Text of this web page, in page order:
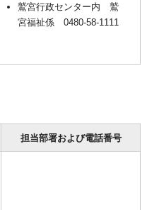
鷲宮行政センター内 鷲
宮福祉係 0480-58-1111
担当部署および電話番号